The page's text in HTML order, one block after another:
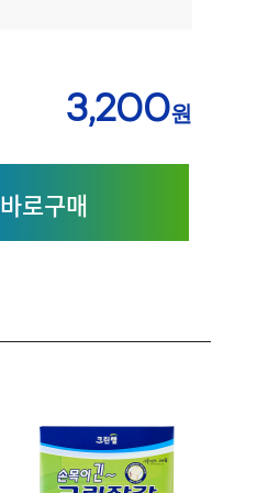
3,200원
바로구매